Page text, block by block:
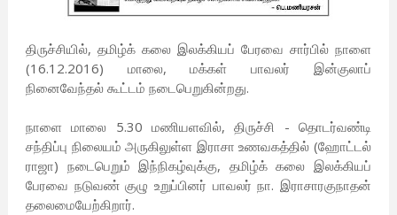
திருச்சியில், தமிழ்க் கலை இலக்கியப் பேரவை சார்பில் நாளை
(16.12.2016) மாலை, மக்கள் பாவலர் இன்குலாப்
நினைவேந்தல் கூட்டம் நடைபெறுகின்றது.
நாளை மாலை 5.30 மணியளவில், திருச்சி - தொடர்வண்டி
சந்திப்பு நிலையம் அருகிலுள்ள இராசா உணவகத்தில் (ஹோட்டல்
ராஜா) நடைபெறும் இந்நிகழ்வுக்கு, தமிழ்க் கலை இலக்கியப்
பேரவை நடுவண் குழு உறுப்பினர் பாவலர் நா. இராசாரகுநாதன்
தலைமையேற்கிறார்.